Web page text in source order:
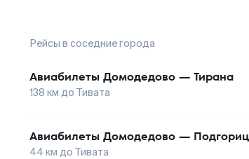
Рейсы в соседние города
Авиабилеты Домодедово — Тирана
138 км до Тивата
Авиабилеты Домодедово —
44 км до Тивата